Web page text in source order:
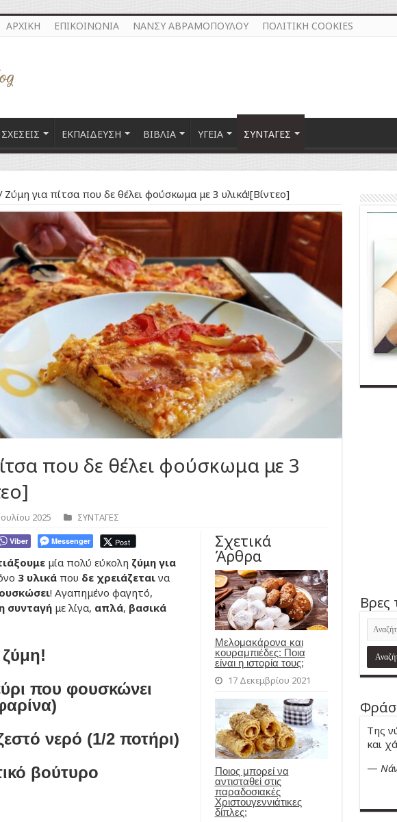
ΑΡΧΙΚΗ ΕΠΙΚΟΙΝΩΝΙΑ ΝΑΝΣΥ ΑΒΡΑΜΟΠΟΥΛΟΥ ΠΟΛΙΤΙΚΗ COOKIES
ΣΧΕΣΕΙΣ ΕΚΠΑΙΔΕΥΣΗ ΒΙΒΛΙΑ ΥΓΕΙΑ ΣΥΝΤΑΓΕΣ
Ζύμη για πίτσα που δε θέλει φούσκωμα με 3 υλικά![Βίντεο]
που δε θέλει φούσκωμα με 3
2025 ΣΥΝΤΑΓΕΣ
Σχετικά
Άρθρα
Μελομακάρονα και
κουραμπιέδες: Ποια
είναι η ιστορία τους;
17 Δεκεμβρίου 2021
Ποιος μπορεί να
αντισταθεί στις
παραδοσιακές
Χριστουγεννιάτικες
δίπλες;
Viber Messenger Post
μία πολύ εύκολη ζύμη για
3 υλικάπου δε χρειάζεταινα
! Αγαπημένο φαγητό,
συνταγήμε λίγα, απλά, βασικά
ζύμη!
που φουσκώνει
νερό (1/2 ποτήρι)
βούτυρο
Βρες
Της
και
—